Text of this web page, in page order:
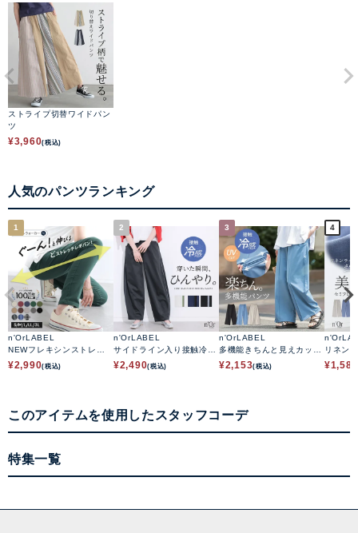
ストライプ切替ワイドパン
ツ
¥3,960(税込)
人気のパンツランキング
1
n'OrLABEL
NEWフレキシンストレッ
チレギパン
¥2,990(税込)
2
n'OrLABEL
サイドライン入り接触冷感
カーブパンツ
¥2,490(税込)
3
n'OrLABEL
多機能きちんと見えカット
ソーワイドパンツ
¥2,153(税込)
4
リネン
アパンツ
¥1,584
このアイテムを使用したスタッフコーデ
特集一覧